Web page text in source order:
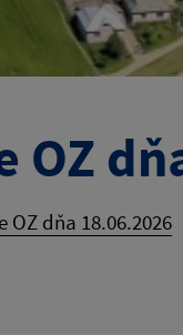
dňa 18.06.2026